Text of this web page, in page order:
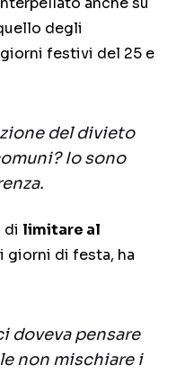
degli
festivi del 25 e
del divieto
Io sono
di limitare al
giorni di festa, ha
doveva pensare
non mischiare i